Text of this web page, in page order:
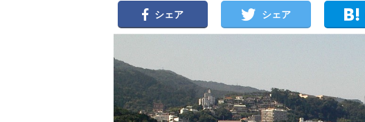
シェア シェア